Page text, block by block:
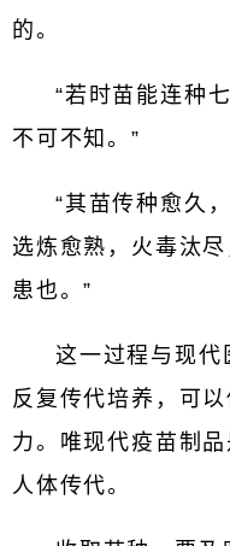
的。
“若时苗能连种
不可不知。”
“其苗传种愈久
选炼愈熟，火毒汰
患也。”
这一过程与现代
反复传代培养，可
力。唯现代疫苗制
人体传代。